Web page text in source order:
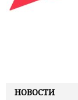
НОВОСТИ